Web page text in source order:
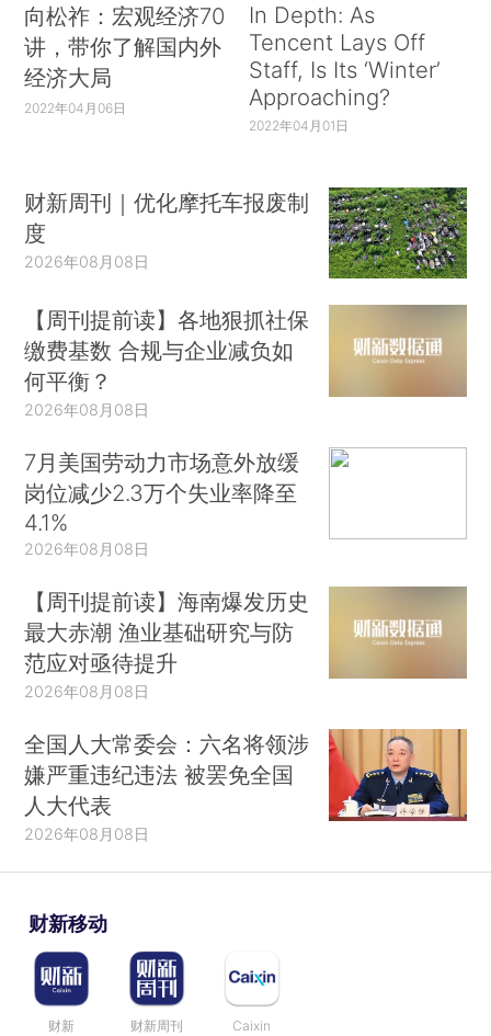
向松祚：宏观经济70
讲，带你了解国内外
经济大局
2022年04月06日
In Depth: As
Tencent Lays Off
Staff, Is Its ‘Winter’
Approaching?
2022年04月01日
财新周刊｜优化摩托车报废制
度
2026年08月08日
【周刊提前读】各地狠抓社保
缴费基数 合规与企业减负如
何平衡？
2026年08月08日
7月美国劳动力市场意外放缓
岗位减少2.3万个失业率降至
4.1%
2026年08月08日
【周刊提前读】海南爆发历史
最大赤潮 渔业基础研究与防
范应对亟待提升
2026年08月08日
全国人大常委会：六名将领涉
嫌严重违纪违法 被罢免全国
人大代表
2026年08月08日
财新移动
财新 财新周刊 Caixin